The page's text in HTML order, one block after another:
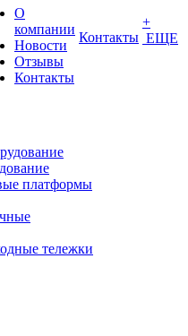
О
компании
Новости
Отзывы
Контакты
Контакты
+
ЕЩЕ
платформы
тележки